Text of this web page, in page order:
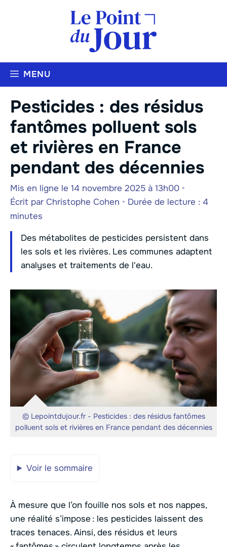
MENU
Pesticides : des résidus
fantômes polluent sols
et rivières en France
pendant des décennies
Mis en ligne le 14 novembre 2025 à 13h00 •
Écrit par Christophe Cohen • Durée de lecture : 4
minutes
Des métabolites de pesticides persistent dans
les sols et les rivières. Les communes adaptent
analyses et traitements de l'eau.
© Lepointdujour.fr - Pesticides : des résidus fantômes
polluent sols et rivières en France pendant des décennies
Voir le sommaire
À mesure que l’on fouille nos sols et nos nappes,
une réalité s’impose : les pesticides laissent des
traces tenaces. Ainsi, des résidus et leurs